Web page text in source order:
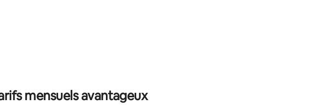
5
mensuels avantageux